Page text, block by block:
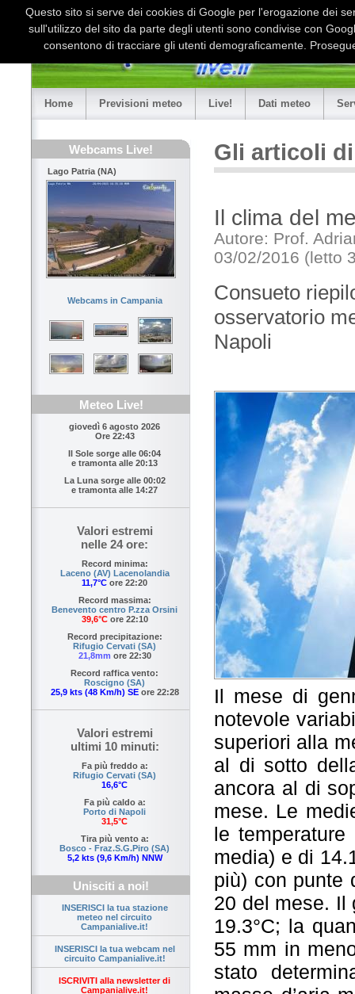
Home Previsioni meteo Live! Dati meteo
Webcams Live!
Lago Patria (NA)
Webcams in Campania
Meteo Live!
giovedì 6 agosto 2026
Ore 22:43
Il Sole sorge alle 06:04
e tramonta alle 20:13
La Luna sorge alle 00:02
e tramonta alle 14:27
Valori estremi
nelle 24 ore:
Record minima:
Laceno (AV) Lacenolandia
11,7°C ore 22:20
Record massima:
Benevento centro P.zza Orsini
39,6°Core 22:10
Record precipitazione:
Rifugio Cervati (SA)
21,8mm ore 22:30
Record raffica vento:
Roscigno (SA)
25,9 kts (48 Km/h) SEore 22:28
Valori estremi
ultimi 10 minuti:
Fa più freddo a:
Rifugio Cervati (SA)
16,6°C
Fa più caldo a:
Porto di Napoli
31,5°C
Tira più vento a:
Bosco - Fraz.S.G.Piro (SA)
5,2 kts (9,6 Km/h) NNW
Unisciti a noi!
INSERISCI la tua stazione
meteo nel circuito
Campanialive.it!
INSERISCI la tua webcam nel
circuito Campanialive.it!
ISCRIVITI alla newsletter di
Campanialive.it!
Gli articoli
Il clima del
Autore: Prof.
03/02/2016 (letto
Consueto
osservatorio
Napoli
Il mese di
notevole
superiori alla
al di sotto
ancora al di
mese. Le
le
media) e di
più) con punte
20 del mese. Il
19.3°C; la
55 mm in
stato
Questo sito si serve dei cookies di Google per l'erogazione dei
sull'utilizzo del sito da parte degli utenti sono condivise con
consentono di tracciare gli utenti demograficamente.